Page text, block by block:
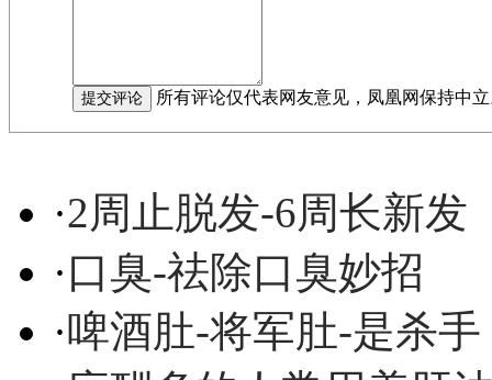
所有评论仅代表网友意见，凤凰网保持中
·2周止脱发-6周长新发
·口臭-祛除口臭妙招
·啤酒肚-将军肚-是杀手